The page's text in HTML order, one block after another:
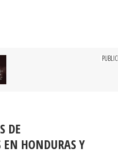
HONDURAS Y
CRÉDITO